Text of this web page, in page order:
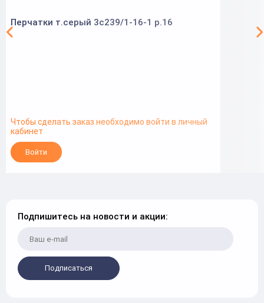
Перчатки т.серый 3с239/1-16-1 р.16
Чтобы сделать заказ необходимо войти в личный
кабинет
Войти
Подпишитесь на новости и акции:
Подписаться